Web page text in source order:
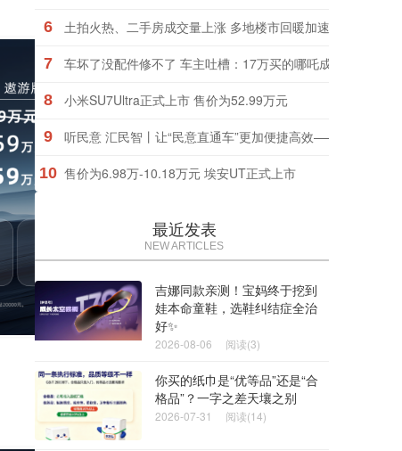
6 土拍火热、二手房成交量上涨 多地楼市回暖加速
7 车坏了没配件修不了 车主吐槽：17万买的哪吒成了大号老头
8 小米SU7Ultra正式上市 售价为52.99万元
9 听民意 汇民智丨让“民意直通车”更加便捷高效——2025年旁
10 售价为6.98万-10.18万元 埃安UT正式上市
最近发表
NEW ARTICLES
吉娜同款亲测！宝妈终于挖到
娃本命童鞋，选鞋纠结症全治
好✨
2026-08-06 阅读(3)
你买的纸巾是“优等品”还是“合
格品”？一字之差天壤之别
2026-07-31 阅读(14)